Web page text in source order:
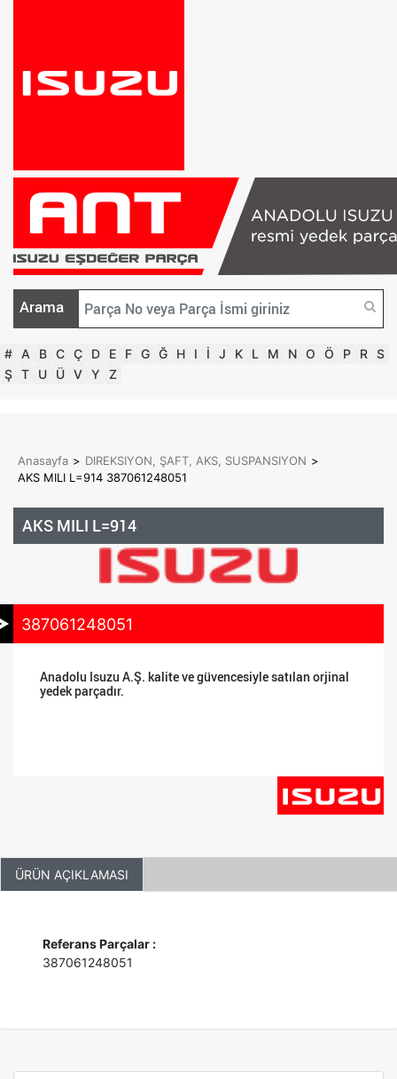
Arama
# A B C Ç D E F G Ğ H I İ J K L M N O Ö P R S
Ş T U Ü V Y Z
Anasayfa > DIREKSIYON, ŞAFT, AKS, SUSPANSIYON >
AKS MILI L=914 387061248051
AKS MILI L=914
387061248051
Anadolu Isuzu A.Ş. kalite ve güvencesiyle satılan orjinal
yedek parçadır.
ÜRÜN AÇIKLAMASI
Referans Parçalar :
387061248051